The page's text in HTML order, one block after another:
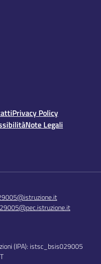
Privacy Policy
Note Legali
(IPA): istsc_bsis029005